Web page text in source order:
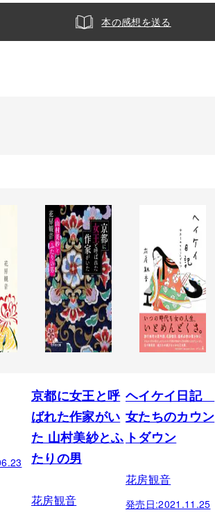
本の感想を送る
京都に女王と呼
ばれた作家がい
た 山村美紗とふ
たりの男
花房観音
ヘイケイ日記
女たちのカウン
トダウン
花房観音
発売日:2021.11.25